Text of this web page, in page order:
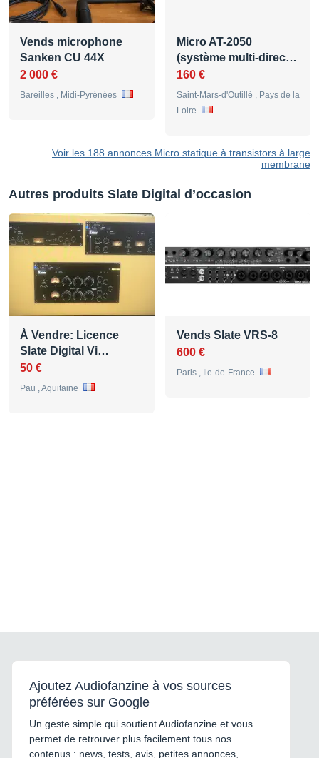
Vends microphone
Sanken CU 44X
2 000 €
Bareilles , Midi-Pyrénées
Micro AT-2050
(système multi-direc…
160 €
Saint-Mars-d'Outillé , Pays de la
Loire
Voir les 188 annonces Micro statique à transistors à large
membrane
Autres produits Slate Digital d’occasion
À Vendre: Licence
Slate Digital Vi…
50 €
Pau , Aquitaine
Vends Slate VRS-8
600 €
Paris , Ile-de-France
Ajoutez Audiofanzine à vos sources
préférées sur Google
Un geste simple qui soutient Audiofanzine et vous
permet de retrouver plus facilement tous nos
contenus : news, tests, avis, petites annonces,